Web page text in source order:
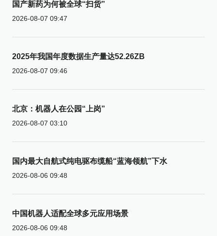
国产新药为何被全球“扫货”
2026-08-07 09:47
2025年我国年度数据生产量达52.26ZB
2026-08-07 09:46
北京：机器人在公园“上岗”
2026-08-07 03:10
国内最大自航式纯电驱布缆船“蓝海领航”下水
2026-08-06 09:48
中国机器人适配全球多元应用场景
2026-08-06 09:48